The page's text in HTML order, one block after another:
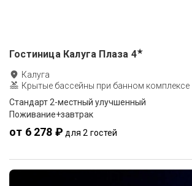
Гостиница Калуга Плаза 4★
Калуга
Крытые бассейны при банном комплексе
Стандарт 2-местный улучшенный
Поживание+завтрак
от 6 278 ₽ для 2 гостей